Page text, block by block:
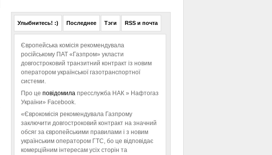
Улыбнитесь! :) Последнее Тэги RSS и почта
Європейська комісія рекомендувала
російському ПАТ «Газпром» укласти
довгостроковий транзитний контракт із новим
оператором української газотранспортної
системи.
Про це повідомила пресслужба НАК » Нафтогаз
України» Facebook.
«Єврокомісія рекомендувала Газпрому
заключити довгостроковий контракт на значний
обсяг за європейськими правилами і з новим
українським оператором ГТС, бо це відповідає
комерційним інтересам усіх сторін та